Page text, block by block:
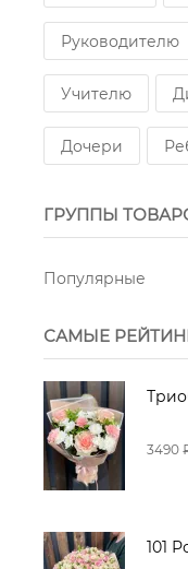
Руководителю
Учителю
Дочери
ГРУППЫ
Популярные
САМЫЕ
3490
101